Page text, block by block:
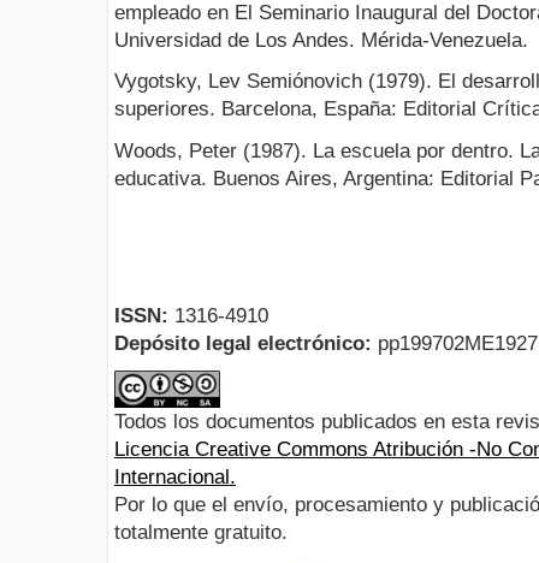
empleado en El Seminario Inaugural del
Universidad de Los Andes. Mérida-Venezuela.
Vygotsky, Lev Semiónovich (1979). El
superiores. Barcelona, España: Editorial
Woods, Peter (1987). La escuela por dentro.
educativa. Buenos Aires, Argentina: Editorial
ISSN: 1316-4910
Depósito legal electrónico:
Todos los documentos publicados en esta
Licencia Creative Commons Atribución -No
Internacional.
Por lo que el envío, procesamiento y
totalmente gratuito.